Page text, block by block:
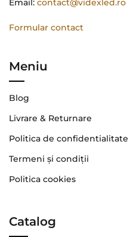
Email: contact@videxled.ro
Formular contact
Meniu
Blog
Livrare & Returnare
Politica de confidentialitate
Termeni şi condiţii
Politica cookies
Catalog